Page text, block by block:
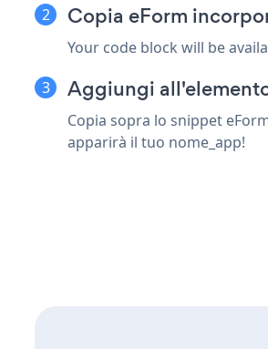
Copia eForm
Your code block will be
Aggiungi
Copia sopra lo snippet
apparirà il tuo nome_app!